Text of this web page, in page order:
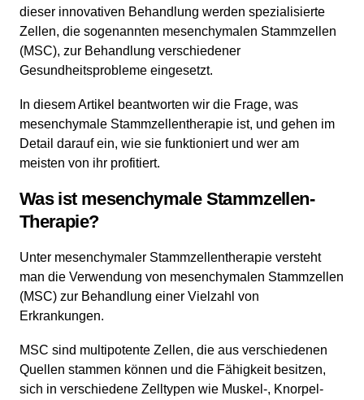
dieser innovativen Behandlung werden spezialisierte
Zellen, die sogenannten mesenchymalen Stammzellen
(MSC), zur Behandlung verschiedener
Gesundheitsprobleme eingesetzt.
In diesem Artikel beantworten wir die Frage, was
mesenchymale Stammzellentherapie ist, und gehen im
Detail darauf ein, wie sie funktioniert und wer am
meisten von ihr profitiert.
Was ist mesenchymale Stammzellen-
Therapie?
Unter mesenchymaler Stammzellentherapie versteht
man die Verwendung von mesenchymalen Stammzellen
(MSC) zur Behandlung einer Vielzahl von
Erkrankungen.
MSC sind multipotente Zellen, die aus verschiedenen
Quellen stammen können und die Fähigkeit besitzen,
sich in verschiedene Zelltypen wie Muskel-, Knorpel-